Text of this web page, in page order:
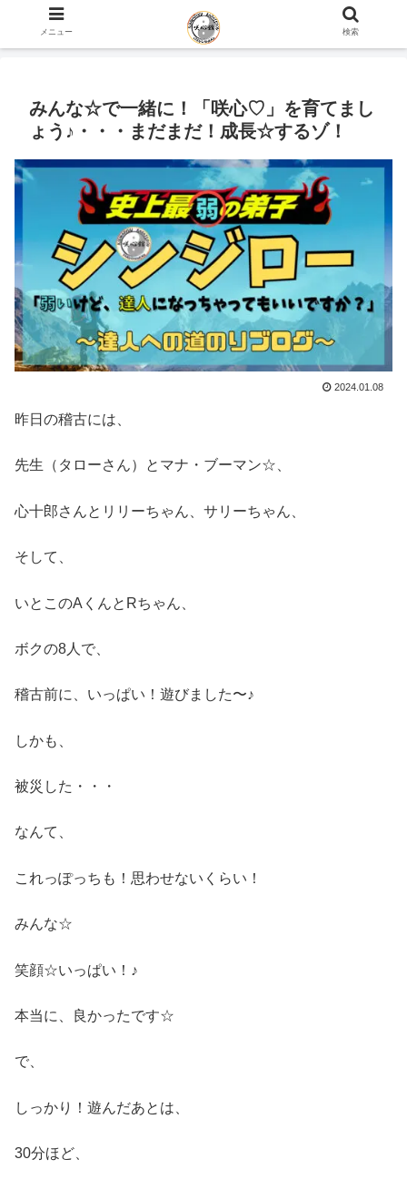
ホーム 史上最弱の弟子のブログ 咲心館について
みんな☆で一緒に！「咲心♡」を育てまし
ょう♪・・・まだまだ！成長☆するゾ！
2024.01.08
昨日の稽古には、
先生（タローさん）とマナ・ブーマン☆、
心十郎さんとリリーちゃん、サリーちゃん、
そして、
いとこのAくんとRちゃん、
ボクの8人で、
稽古前に、いっぱい！遊びました〜♪
しかも、
被災した・・・
なんて、
これっぽっちも！思わせないくらい！
みんな☆
笑顔☆いっぱい！♪
本当に、良かったです☆
で、
しっかり！遊んだあとは、
30分ほど、
メニュー 検索